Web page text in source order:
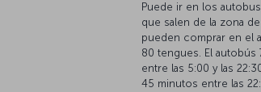
Puede ir en los
que salen de la zona
pueden comprar en el
80 tengues. El autobús
entre las 5:00 y las
45 minutos entre las